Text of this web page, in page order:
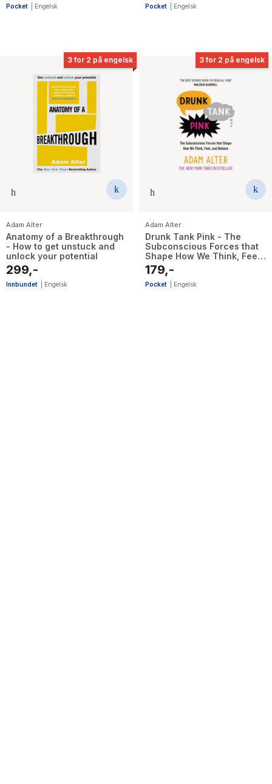
Pocket Engelsk Pocket Engelsk
3 for 2 på engelsk
Adam Alter
Anatomy of a Breakthrough
- How to get unstuck and
unlock your potential
299,-
Innbundet Engelsk
3 for 2 på engelsk
Adam Alter
Drunk Tank Pink - The
Subconscious Forces that
Shape How We Think, Feel,
and Behave
179,-
Pocket Engelsk